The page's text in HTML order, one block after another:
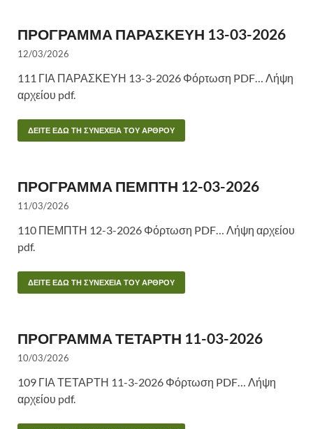
ΠΡΟΓΡΑΜΜΑ ΠΑΡΑΣΚΕΥΗ 13-03-2026
12/03/2026
111 ΓΙΑ ΠΑΡΑΣΚΕΥΗ 13-3-2026 Φόρτωση PDF… Λήψη
αρχείου pdf.
ΔΕΙΤΕ ΕΔΩ ΤΗ ΣΥΝΕΧΕΙΑ ΤΟΥ ΑΡΘΡΟΥ
ΠΡΟΓΡΑΜΜΑ ΠΕΜΠΤΗ 12-03-2026
11/03/2026
110 ΠΕΜΠΤΗ 12-3-2026 Φόρτωση PDF… Λήψη αρχείου
pdf.
ΔΕΙΤΕ ΕΔΩ ΤΗ ΣΥΝΕΧΕΙΑ ΤΟΥ ΑΡΘΡΟΥ
ΠΡΟΓΡΑΜΜΑ ΤΕΤΑΡΤΗ 11-03-2026
10/03/2026
109 ΓΙΑ ΤΕΤΑΡΤΗ 11-3-2026 Φόρτωση PDF… Λήψη
αρχείου pdf.